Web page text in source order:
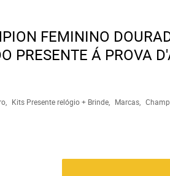
FEMININO
PRESENTE Á PROVA
Kits Presente relógio + Brinde Marcas